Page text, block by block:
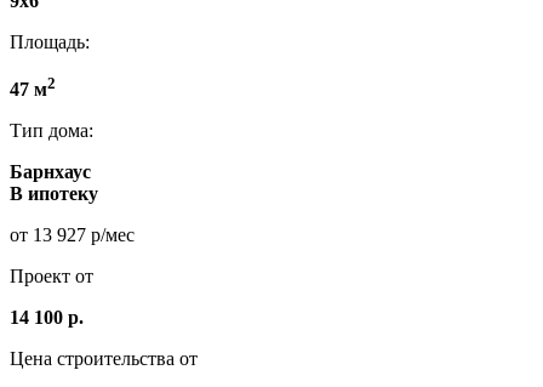
Площадь:
47 м2
Тип дома:
Барнхаус
В ипотеку
от 13 927 р/мес
Проект от
14 100 р.
Цена строительства от